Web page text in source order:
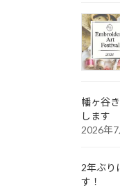
幡ヶ谷
します
2026年
2年ぶり
す！